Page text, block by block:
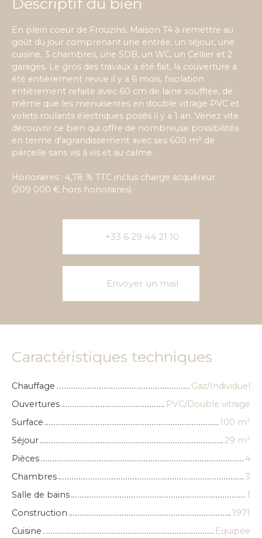
Descriptif du bien
En plein coeur de Frouzins, Maison T4 à remettre au
goût du jour comprenant une entrée, un séjour, une
cuisine, 3 chambres, une SDB, un WC, un Cellier et 2
garages. Le gros des travaux a été fait, la couverture a
été entièrement revue il y a 6 mois, l'isolation
entièrement refaite avec 60 cm de laine soufflée, de
même que les menuiserires en double vitrage PVC et
volets roulants électriques posés il y a 1 an. Venez vite
découvrir ce bien qui offre de nombreuse possibilités
en terme d'agrandissement avec ses 600 m² de
parcelle sans vis à vis et au calme.
Honoraires : 4,78 % TTC inclus charge acquéreur
(209 000 € hors honoraires)
+33 6 29 44 21 10
Envoyer un mail
Caractéristiques techniques
Chauffage
Gaz/Individuel
Ouvertures
PVC/Double vitrage
Surface
100 m²
Séjour
29 m²
Pièces
4
Chambres
3
Salle de bains
1
Construction
1971
Cuisine
Equipée